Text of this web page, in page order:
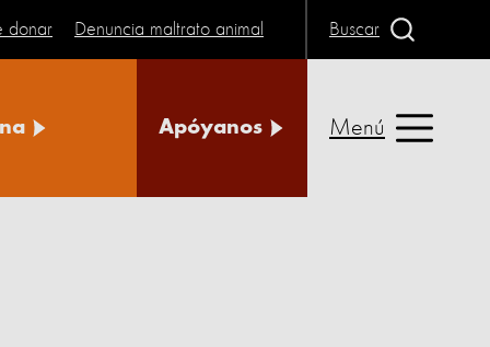
donar Denuncia maltrato animal Buscar
Apóyanos Menú